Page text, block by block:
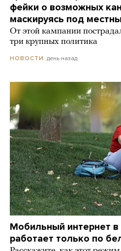
фейки о возможных
маскируясь под
От этой кампании
три крупных политика
НОВОСТИ день назад
Мобильный интернет
работает только по